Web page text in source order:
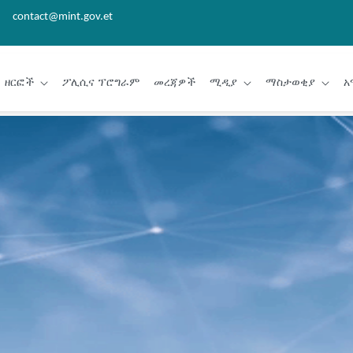
contact@mint.gov.et
ዘርፎች ፖሊሲና ፕሮግራም መረጃዎች ሚዲያ ማስታወቂያ